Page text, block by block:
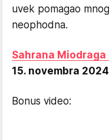
uvek pomagao
neophodna.
Sahrana Miodraga
15. novembra
Bonus video: